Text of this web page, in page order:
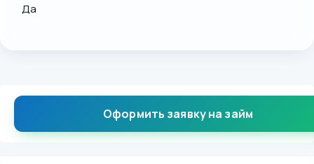
Да
Оформить заявку на займ